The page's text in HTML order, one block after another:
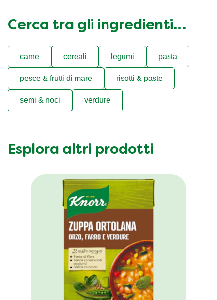
Cerca tra gli ingredienti…
carne cereali legumi pasta
pesce & frutti di mare risotti & paste
semi & noci verdure
Esplora altri prodotti